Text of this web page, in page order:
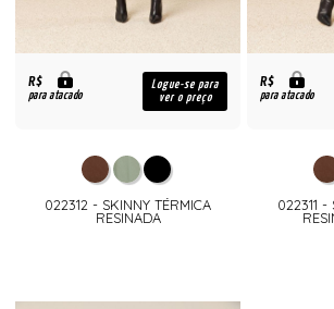
R$
para atacado
Logue-se para
ver o preço
022312 - SKINNY TÉRMICA
RESINADA
R$
para atacado
022311 -